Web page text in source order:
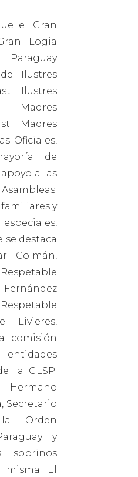
el Gran
Logia
Ilustres
Ilustres
Madres
Madres
Oficiales,
de
a las
familiares y
se destaca
Colmán,
Fernández
Livieres,
comisión
la GLSP.
Secretario
Orden
y
sobrinos
El